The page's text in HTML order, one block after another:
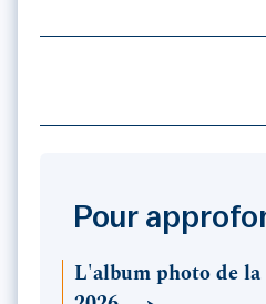
Pour
L'album photo de